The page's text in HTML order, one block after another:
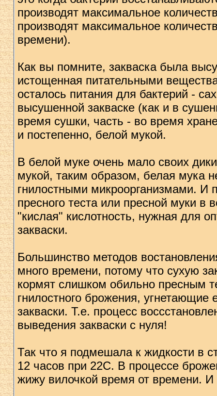
производят максимальное
производят максимальное
времени).
Как вы помните, закваска была
истощенная питательными
осталось питания для бактерий -
высушенной закваске (как и в
время сушки, часть - во время
и постепенно, белой мукой.
В белой муке очень мало своих
мукой, таким образом, белая мука
гнилостными микроорганизмами. И
пресного теста или пресной муки в
"кислая" кислотность, нужная для
закваски.
Большинство методов
много времени, потому что сухую
кормят слишком обильно пресным
гнилостного брожения,
закваски. Т.е. процесс
выведения закваски с нуля!
Так что я подмешала к жидкости в
12 часов при 22С. В процессе
жижу вилочкой время от времени. И